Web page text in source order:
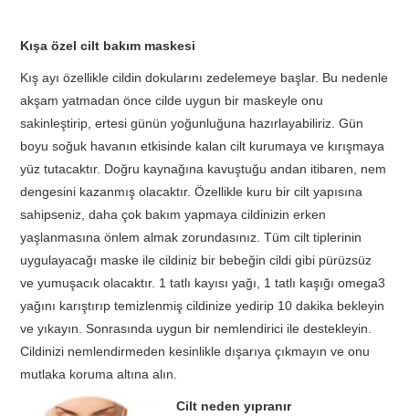
Kışa özel cilt bakım maskesi
Kış ayı özellikle cildin dokularını zedelemeye başlar. Bu nedenle
akşam yatmadan önce cilde uygun bir maskeyle onu
sakinleştirip, ertesi günün yoğunluğuna hazırlayabiliriz. Gün
boyu soğuk havanın etkisinde kalan cilt kurumaya ve kırışmaya
yüz tutacaktır. Doğru kaynağına kavuştuğu andan itibaren, nem
dengesini kazanmış olacaktır. Özellikle kuru bir cilt yapısına
sahipseniz, daha çok bakım yapmaya cildinizin erken
yaşlanmasına önlem almak zorundasınız. Tüm cilt tiplerinin
uygulayacağı maske ile cildiniz bir bebeğin cildi gibi pürüzsüz
ve yumuşacık olacaktır. 1 tatlı kayısı yağı, 1 tatlı kaşığı omega3
yağını karıştırıp temizlenmiş cildinize yedirip 10 dakika bekleyin
ve yıkayın. Sonrasında uygun bir nemlendirici ile destekleyin.
Cildinizi nemlendirmeden kesinlikle dışarıya çıkmayın ve onu
mutlaka koruma altına alın.
Cilt neden yıpranır